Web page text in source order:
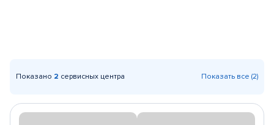
Показано 2 сервисных центра Показать все (2)